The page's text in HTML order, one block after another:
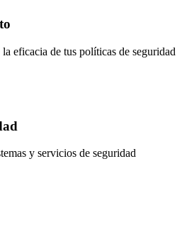
eficacia de tus políticas de seguridad
y servicios de seguridad